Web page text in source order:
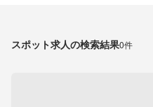
スポット求人の検索結果0件